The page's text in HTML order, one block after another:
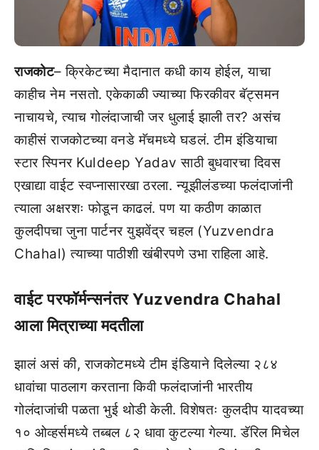
राजकोट– क्रिकेटच्या मैदानात कधी काय होईल, याचा
काहीच नेम नसतो. एकेकाळी ज्याच्या फिरकीवर बॅट्समन
नाचायचे, त्याच गोलंदाजाची जर धुलाई झाली तर? असंच
काहीसं राजकोटच्या वनडे मॅचमध्ये घडलं. टीम इंडियाचा
स्टार स्पिनर Kuldeep Yadav साठी बुधवारचा दिवस
एखाद्या वाईट स्वप्नासारखा ठरला. न्यूझीलंडच्या फलंदाजांनी
त्याला अक्षरशः फोडून काढलं. पण या कठीण काळात
कुलदीपचा जुना पार्टनर युझवेंद्र चहल (Yuzvendra
Chahal) त्याच्या पाठीशी खंबीरपणे उभा राहिला आहे.
वाईट परफॉर्मन्सनंतर Yuzvendra Chahal
आला मित्राच्या मदतीला
झालं असं की, राजकोटमध्ये टीम इंडियाने दिलेल्या २८४
धावांचा पाठलाग करताना किवी फलंदाजांनी भारतीय
गोलंदाजांची पळता भुई थोडी केली. विशेषतः कुलदीप यादवच्या
१० ओव्हर्समध्ये तब्बल ८२ धावा कुटल्या गेल्या. डॅरिल मिचेल